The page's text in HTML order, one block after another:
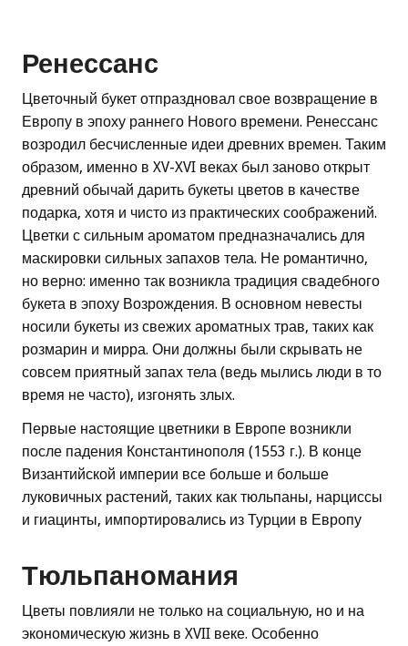
Ренессанс
Цветочный букет отпраздновал свое возвращение в
Европу в эпоху раннего Нового времени. Ренессанс
возродил бесчисленные идеи древних времен. Таким
образом, именно в XV-XVI веках был заново открыт
древний обычай дарить букеты цветов в качестве
подарка, хотя и чисто из практических соображений.
Цветки с сильным ароматом предназначались для
маскировки сильных запахов тела. Не романтично,
но верно: именно так возникла традиция свадебного
букета в эпоху Возрождения. В основном невесты
носили букеты из свежих ароматных трав, таких как
розмарин и мирра. Они должны были скрывать не
совсем приятный запах тела (ведь мылись люди в то
время не часто), изгонять злых.
Первые настоящие цветники в Европе возникли
после падения Константинополя (1553 г.). В конце
Византийской империи все больше и больше
луковичных растений, таких как тюльпаны, нарциссы
и гиацинты, импортировались из Турции в Европу
Тюльпаномания
Цветы повлияли не только на социальную, но и на
экономическую жизнь в XVII веке. Особенно